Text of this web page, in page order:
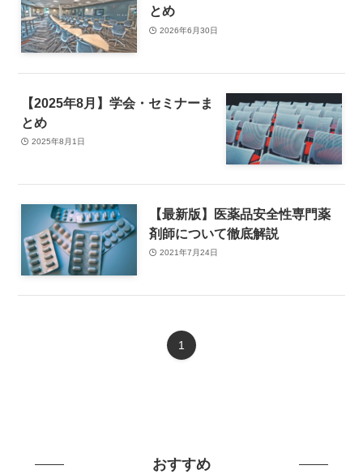
とめ
2026年6月30日
【2025年8月】学会・セミナーま
とめ
2025年8月1日
【最新版】医薬品安全性専門薬
剤師について徹底解説
2021年7月24日
1
おすすめ